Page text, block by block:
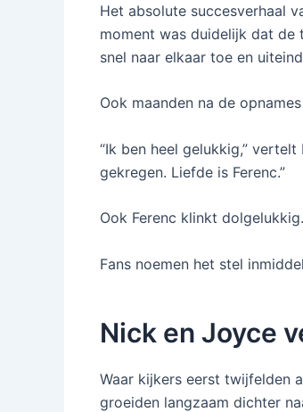
Het absolute succesverhaal
moment was duidelijk dat de
snel naar elkaar toe en
Ook maanden na de
“Ik ben heel gelukkig,”
gekregen. Liefde is Ferenc.”
Ook Ferenc klinkt
Fans noemen het stel
Nick en Joyce
Waar kijkers eerst twijfelden
groeiden langzaam dichter